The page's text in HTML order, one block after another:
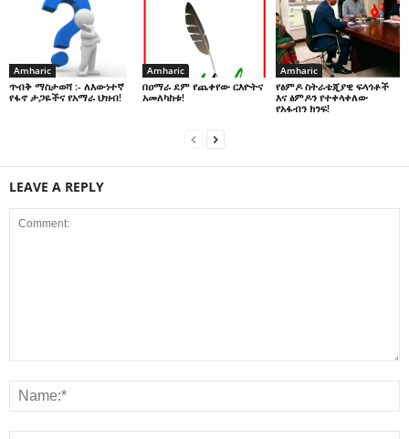
Amharic
ጥብቅ ማስታወሻ :- ለእውነተኛ
የፋኖ ታጋዬችና የአማራ ህዝብ!
Amharic
በዐማራ ደም የጨቀየው ርእዮትና
አመለካከቱ!
Amharic
የፅምዶ ስትራቴጂያዊ ፍላጎቶች
እና ፅምዶን የተቀላቀለው
የአፋብን ክንፍ!
LEAVE A REPLY